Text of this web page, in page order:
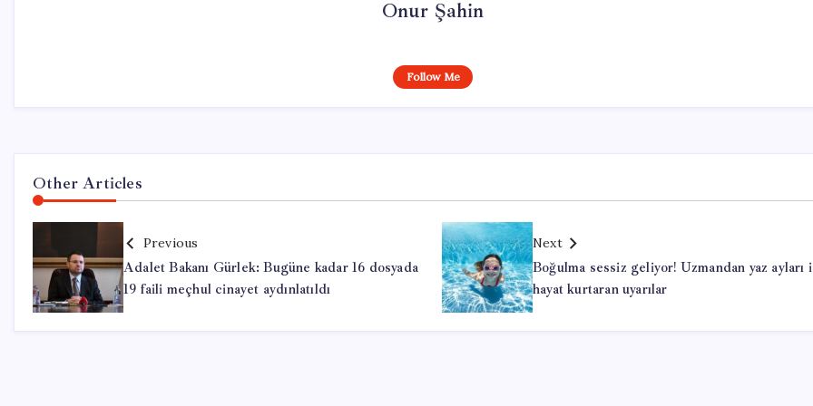
Onur Şahin
Follow Me
Other Articles
Previous
Adalet Bakanı Gürlek: Bugüne kadar 16 dosyada
19 faili meçhul cinayet aydınlatıldı
Next
Boğulma sessiz geliyor! Uzmandan yaz ayları
hayat kurtaran uyarılar